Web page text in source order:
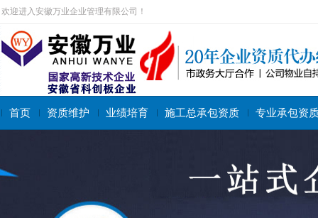
欢迎进入安徽万业企业管理有限公司！
首页 资质维护 业绩培育 施工总承包资质 专业承包资
搜索关键字： 施工总承包资质 专业承包资质 施工劳务资质